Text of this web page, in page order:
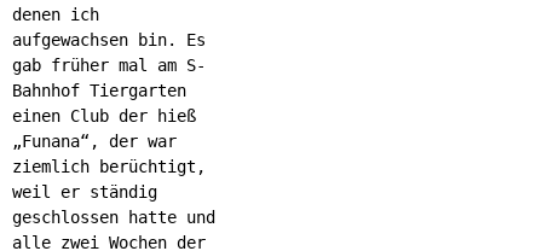
denen ich
aufgewachsen bin. Es
gab früher mal am S-
Bahnhof Tiergarten
einen Club der hieß
„Funana“, der war
ziemlich berüchtigt,
weil er ständig
geschlossen hatte und
alle zwei Wochen der